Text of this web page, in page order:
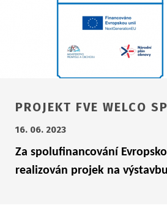
PROJEKT FVE WELCO
16. 06. 2023
Za spolufinancování
realizován projek na